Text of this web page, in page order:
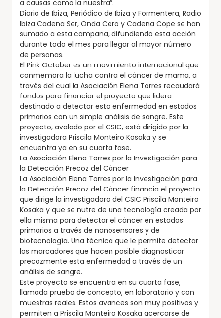
a causas como la nuestra”.
Diario de Ibiza, Periódico de Ibiza y Formentera, Radio
Ibiza Cadena Ser, Onda Cero y Cadena Cope se han
sumado a esta campaña, difundiendo esta acción
durante todo el mes para llegar al mayor número
de personas.
El Pink October es un movimiento internacional que
conmemora la lucha contra el cáncer de mama, a
través del cual la Asociación Elena Torres recaudará
fondos para financiar el proyecto que lidera
destinado a detectar esta enfermedad en estados
primarios con un simple análisis de sangre. Este
proyecto, avalado por el CSIC, está dirigido por la
investigadora Priscila Monteiro Kosaka y se
encuentra ya en su cuarta fase.
La Asociación Elena Torres por la Investigación para
la Detección Precoz del Cáncer
La Asociación Elena Torres por la Investigación para
la Detección Precoz del Cáncer financia el proyecto
que dirige la investigadora del CSIC Priscila Monteiro
Kosaka y que se nutre de una tecnología creada por
ella misma para detectar el cáncer en estados
primarios a través de nanosensores y de
biotecnología. Una técnica que le permite detectar
los marcadores que hacen posible diagnosticar
precozmente esta enfermedad a través de un
análisis de sangre.
Este proyecto se encuentra en su cuarta fase,
llamada prueba de concepto, en laboratorio y con
muestras reales. Estos avances son muy positivos y
permiten a Priscila Monteiro Kosaka acercarse de